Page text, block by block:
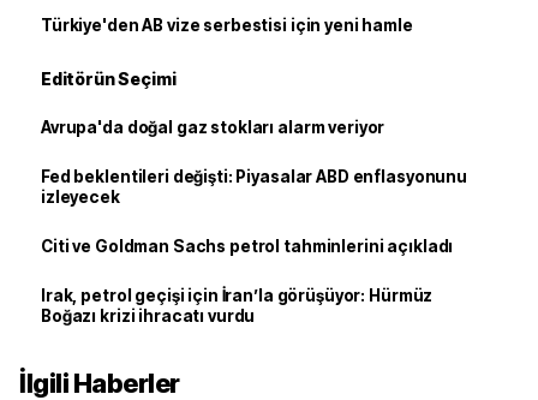
Türkiye'den AB vize serbestisi için yeni hamle
Editörün Seçimi
Avrupa'da doğal gaz stokları alarm veriyor
Fed beklentileri değişti: Piyasalar ABD enflasyonunu
izleyecek
Citi ve Goldman Sachs petrol tahminlerini açıkladı
Irak, petrol geçişi için İran’la görüşüyor: Hürmüz
Boğazı krizi ihracatı vurdu
İlgili Haberler